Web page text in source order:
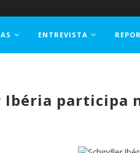
ENTREVISTA
Ibéria participa